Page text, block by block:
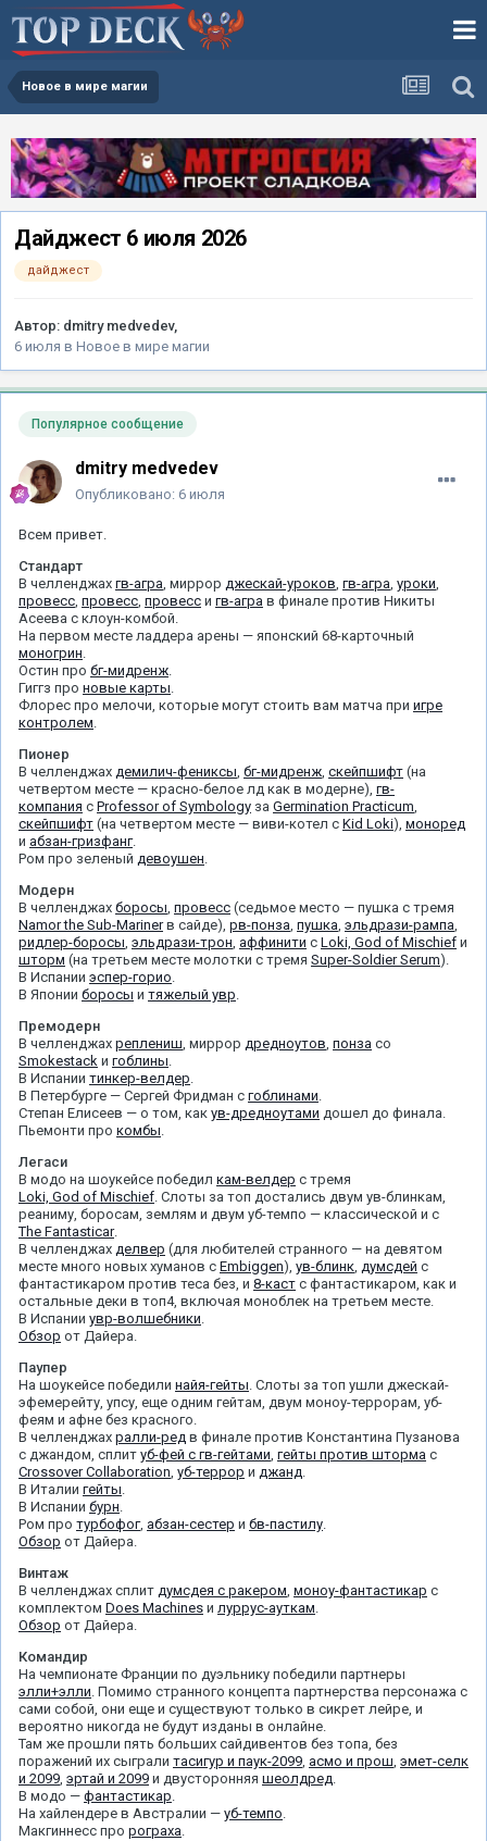
Новое в мире магии
Дайджест 6 июля 2026
дайджест
Автор: dmitry medvedev,
6 июля в Новое в мире магии
Популярное сообщение
dmitry medvedev
Опубликовано: 6 июля
Всем привет.
Стандарт
В челленджах гв-агра, миррор джескай-уроков, гв-агра, уроки,
провесс, провесс, провесс и гв-агра в финале против Никиты
Асеева с клоун-комбой.
На первом месте ладдера арены — японский 68-карточный
моногрин.
Остин про бг-мидренж.
Гиггз про новые карты.
Флорес про мелочи, которые могут стоить вам матча при игре
контролем.
Пионер
В челленджах демилич-фениксы, бг-мидренж, скейпшифт (на
четвертом месте — красно-белое лд как в модерне), гв-
компания с Professor of Symbology за Germination Practicum,
скейпшифт (на четвертом месте — виви-котел с Kid Loki), моноред
и абзан-гризфанг.
Ром про зеленый девоушен.
Модерн
В челленджах боросы, провесс (седьмое место — пушка с тремя
Namor the Sub-Marinerв сайде), рв-понза, пушка, эльдрази-рампа,
ридлер-боросы, эльдрази-трон, аффинити с Loki, God of Mischief и
шторм (на третьем месте молотки с тремя Super-Soldier Serum).
В Испании эспер-горио.
В Японии боросы и тяжелый увр.
Премодерн
В челленджах реплениш, миррор дредноутов, понза со
Smokestack и гоблины.
В Испании тинкер-велдер.
В Петербурге — Сергей Фридман с гоблинами.
Степан Елисеев — о том, как ув-дредноутами дошел до финала.
Пьемонти про комбы.
Легаси
В модо на шоукейсе победил кам-велдер с тремя
Loki, God of Mischief. Слоты за топ достались двум ув-блинкам,
реаниму, боросам, землям и двум уб-темпо — классической и с
The Fantasticar.
В челленджах делвер (для любителей странного — на девятом
месте много новых хуманов с Embiggen), ув-блинк, думсдей с
фантастикаром против теса без, и 8-каст с фантастикаром, как и
остальные деки в топ4, включая моноблек на третьем месте.
В Испании увр-волшебники.
Обзор от Дайера.
Паупер
На шоукейсе победили найя-гейты. Слоты за топ ушли джескай-
эфемерейту, упсу, еще одним гейтам, двум моноу-террорам, уб-
феям и афне без красного.
В челленджах ралли-ред в финале против Константина Пузанова
с джандом, сплит уб-фей с гв-гейтами, гейты против шторма с
Crossover Collaboration, уб-террор и джанд.
В Италии гейты.
В Испании бурн.
Ром про турбофог, абзан-сестер и бв-пастилу.
Обзор от Дайера.
Винтаж
В челленджах сплит думсдея с ракером, моноу-фантастикар с
комплектом Does Machines и луррус-ауткам.
Обзор от Дайера.
Командир
На чемпионате Франции по дуэльнику победили партнеры
элли+элли. Помимо странного концепта партнерства персонажа с
сами собой, они еще и существуют только в сикрет лейре, и
вероятно никогда не будут изданы в онлайне.
Там же прошли пять больших сайдивентов без топа, без
поражений их сыграли тасигур и паук-2099, асмо и прош, эмет-селк
и 2099, эртай и 2099 и двусторонняя шеолдред.
В модо — фантастикар.
На хайлендере в Австралии — уб-темпо.
Макгиннесс про рограха.